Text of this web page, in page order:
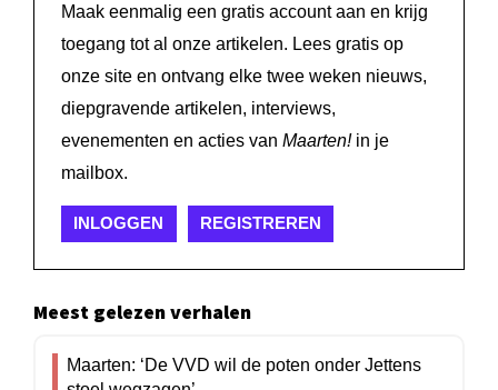
Maak eenmalig een gratis account aan en krijg
toegang tot al onze artikelen. Lees gratis op
onze site en ontvang elke twee weken nieuws,
diepgravende artikelen, interviews,
evenementen en acties van Maarten!in je
mailbox.
INLOGGEN REGISTREREN
Meest gelezen verhalen
Maarten: ‘De VVD wil de poten onder Jettens